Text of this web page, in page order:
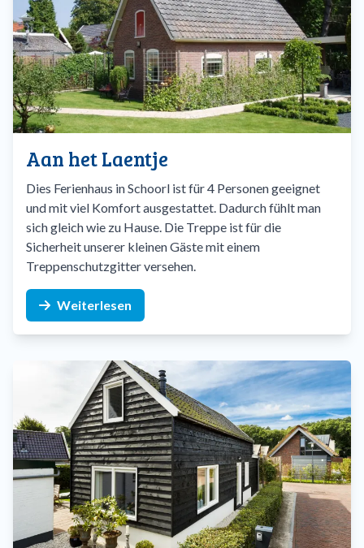
Aan het Laentje
Dies Ferienhaus in Schoorl ist für 4 Personen geeignet
und mit viel Komfort ausgestattet. Dadurch fühlt man
sich gleich wie zu Hause. Die Treppe ist für die
Sicherheit unserer kleinen Gäste mit einem
Treppenschutzgitter versehen.
Weiterlesen